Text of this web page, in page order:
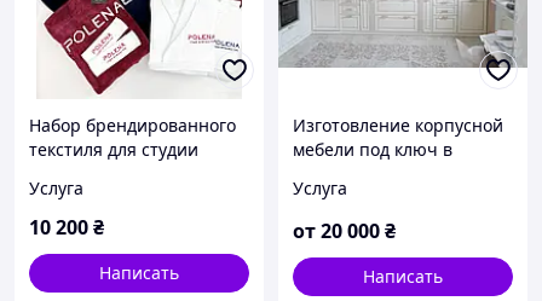
Набор брендированного
текстиля для студии
Услуга
10 200₴
Написать
Изготовление корпусной
мебели под ключ в
Услуга
от20 000₴
Написать